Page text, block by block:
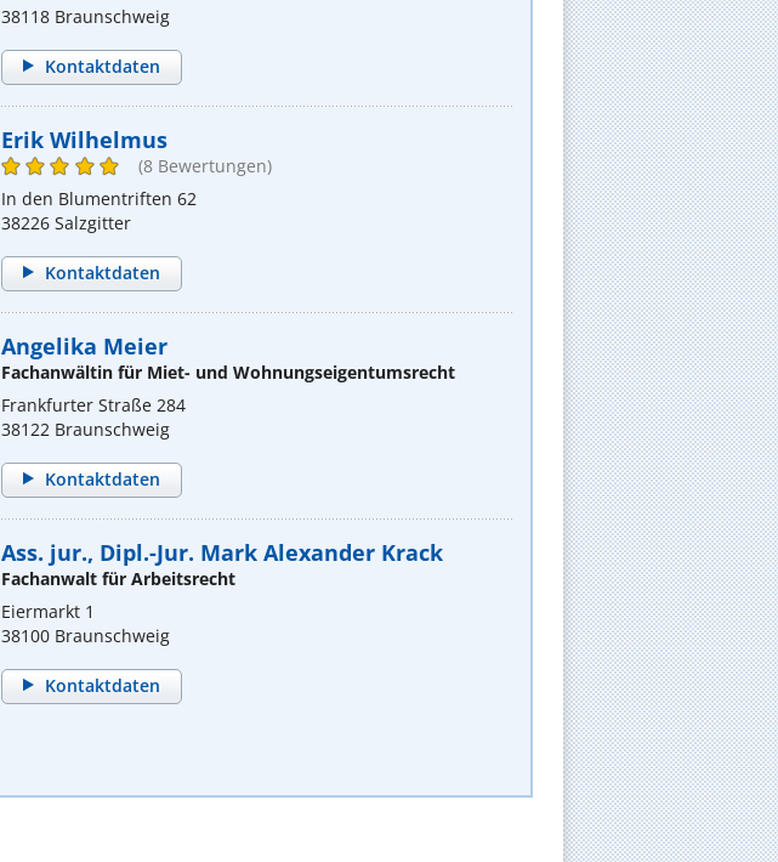
38118 Braunschweig
Kontaktdaten
Erik Wilhelmus
(8 Bewertungen)
In den Blumentriften 62
38226 Salzgitter
Kontaktdaten
Angelika Meier
Fachanwältin für Miet- und Wohnungseigentumsrecht
Frankfurter Straße 284
38122 Braunschweig
Kontaktdaten
Ass. jur., Dipl.-Jur. Mark Alexander Krack
Fachanwalt für Arbeitsrecht
Eiermarkt 1
38100 Braunschweig
Kontaktdaten